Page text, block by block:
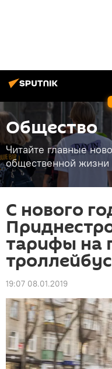
Общество
Читайте главные
общественной
С нового
тарифы на
19:07 08.01.2019